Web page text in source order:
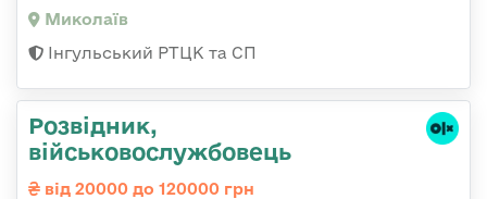
Миколаїв
Інгульський РТЦК та СП
Розвідник,
військовослужбовець
від 20000 до 120000 грн